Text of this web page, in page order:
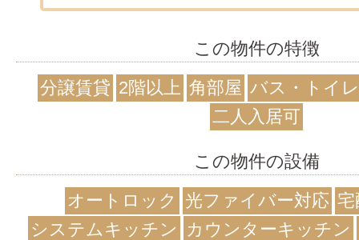
この物件の特徴
分譲賃貸 2階以上 角部屋 バス・トイ
二人入居可
この物件の設備
オートロック
光ファイバー対応
システムキッチン
カウンターキッチン